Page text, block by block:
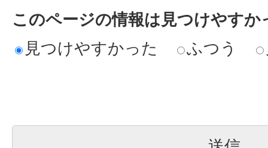
このページの情報は見つけやすか
見つけやすかった
ふつう